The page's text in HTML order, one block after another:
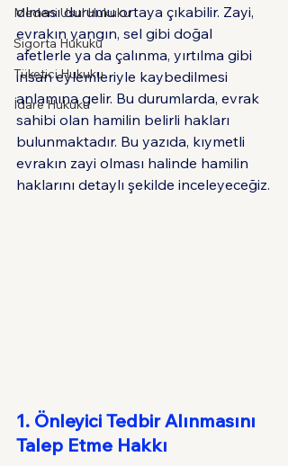
Medeni Usul Hukuku
Sigorta Hukuku
Tüketici Hukuku
İdare Hukuku
olması durumu ortaya çıkabilir. Zayi,
evrakın yangın, sel gibi doğal
afetlerle ya da çalınma, yırtılma gibi
insan eylemleriyle kaybedilmesi
anlamına gelir. Bu durumlarda, evrak
sahibi olan hamilin belirli hakları
bulunmaktadır. Bu yazıda, kıymetli
evrakın zayi olması halinde hamilin
haklarını detaylı şekilde inceleyeceğiz.
1. Önleyici Tedbir Alınmasını
Talep Etme Hakkı